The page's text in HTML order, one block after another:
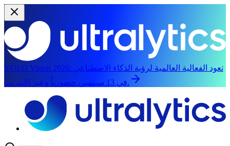
YOLO Vision 2026: تعود الفعالية العالمية لرؤية الذكاء الاصطناعي
في 13 سبتمبر، حضورياً وعبر الإنترنت.